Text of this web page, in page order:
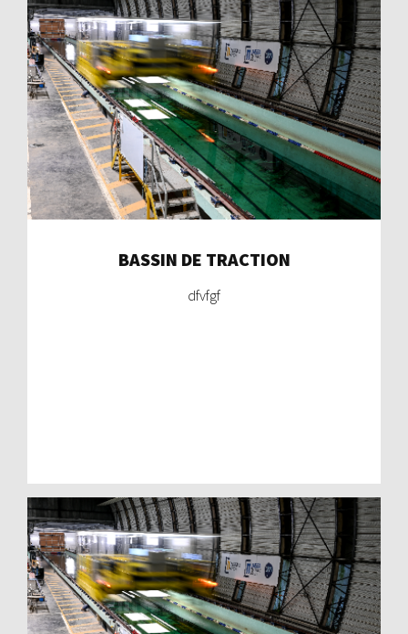
BASSIN DE TRACTION
dfvfgf